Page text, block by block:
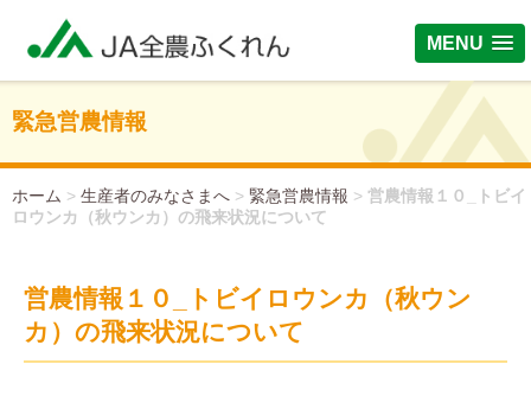
MENU
緊急営農情報
ホーム > 生産者のみなさまへ > 緊急営農情報 > 営農情報１０_トビイ
ロウンカ（秋ウンカ）の飛来状況について
営農情報１０_トビイロウンカ（秋ウン
カ）の飛来状況について